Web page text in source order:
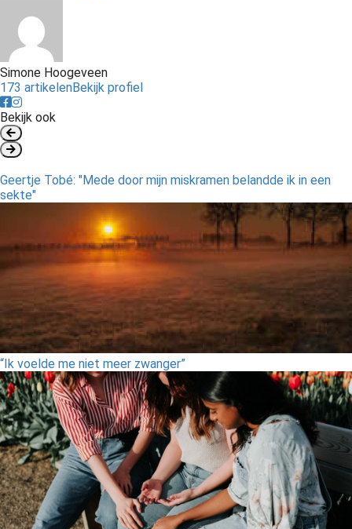
Simone Hoogeveen
173 artikelenBekijk profiel
Bekijk ook
Geertje Tobé: "Mede door mijn miskramen belandde ik in een
sekte"
“Ik voelde me niet meer zwanger”